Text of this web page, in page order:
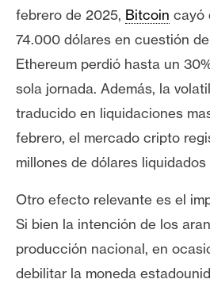
o
n
t
a
t
o
P
u
b
l
febrero de 2025, Bitcoin cayó
74.000 dólares en cuestión
Ethereum perdió hasta un
sola jornada. Además, la
traducido en liquidaciones
febrero, el mercado cripto
millones de dólares
Otro efecto relevante es el
Si bien la intención de los
producción nacional, en
debilitar la moneda